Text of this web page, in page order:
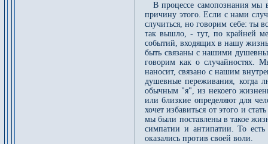
В процессе самопознания
причину этого. Если с нами
случиться, но говорим себе: ты
так вышло, - тут, по крайней
событий, входящих в нашу
быть связаны с нашими
говорим как о случайностях.
наносит, связано с нашим
душевные переживания, когда
обычным "я", из некоего
или близкие определяют для
хочет избавиться от этого и
мы были поставлены в такое
симпатии и антипатии. То
оказались против своей воли.